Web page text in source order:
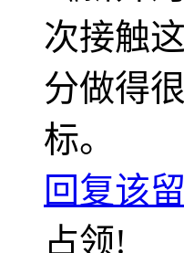
次接触
分做得
标。
回复该
占领!